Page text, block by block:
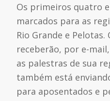
Os primeiros quatro
marcados para as
Rio Grande e
receberão, por e-
as palestras de sua
também está
para aposentados e